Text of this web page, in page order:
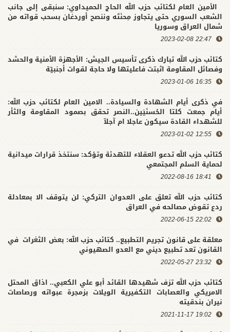
الأمين العام لكتائب حزب الله الحاج الحميداوي: سنبقى إلى جانب
الشعب السوري حتى يتجاوز مِحنَتَه وننصح أوردغان بسحب قواته من
شمال العراق وسوريا
22:47 2023-02-08
كتائب حزب الله تبارك ذكرى تأسيس الجيش: الأجهزة الأمنية والحشد
وفصائل المقاومة اثبتت فاعليتها ولا حاجة لقوات أجنبيّة
16:35 2023-01-06
في ذكرى أيام الشهادة والسيادة.. الامين العام لكتائب حزب الله:
أيام جمعت كلتا الحُسنَيَين..النصر تحقق بصمود المقاومة والثأر
للشهداء القادة سيكون عاجلا ام آجلآ
12:55 2023-01-02
كتائب حزب الله تدعو العقلاء للتهدئة وتؤكد: سنتخذ قرارات ميدانية
لحماية السلم المجتمعي
18:41 2022-08-16
كتائب حزب الله تعلق على العدوان التركي: لن يتوقف الا بمعادلة
ردع تقوض مصالحه في العراق
22:02 2022-06-15
معلقة على قانون تجريم التطبيع.. كتائب حزب الله: بعض الثغرات في
القانون تعد تطبيع ديني مع العدو الصهيوني
23:32 2022-05-27
كتائب حزب الله تزف شهيدها القائد أبو علي الكعبي.. اذاق المحتل
الامريكي والعصابات التكفيرية الويلات بزمجرة عبواته ورصاصات
نيران بندقيته
19:02 2021-11-17